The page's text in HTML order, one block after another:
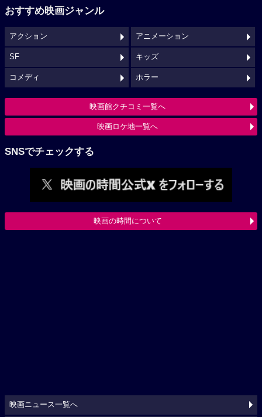
おすすめ映画ジャンル
アクション アニメーション
SF キッズ
コメディ ホラー
映画館クチコミ一覧へ
映画ロケ地一覧へ
SNSでチェックする
映画の時間について
映画ニュース一覧へ